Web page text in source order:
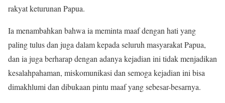
rakyat keturunan Papua.
Ia menambahkan bahwa ia meminta maaf dengan hati yang
paling tulus dan juga dalam kepada seluruh masyarakat Papua,
dan ia juga berharap dengan adanya kejadian ini tidak menjadikan
kesalahpahaman, miskomunikasi dan semoga kejadian ini bisa
dimakhlumi dan dibukaan pintu maaf yang sebesar-besarnya.